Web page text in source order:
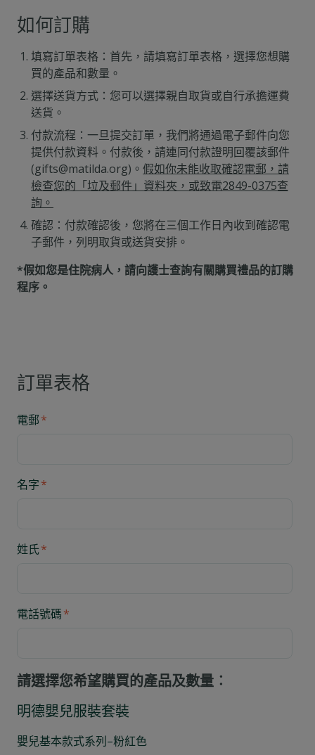
如何訂購
填寫訂單表格：首先，請填寫訂單表格，選擇您想購
買的產品和數量。
選擇送貨方式：您可以選擇親自取貨或自行承擔運費
送貨。
付款流程：一旦提交訂單，我們將通過電子郵件向您
提供付款資料。付款後，請連同付款證明回覆該郵件
(gifts@matilda.org) 。 假如你未能收取確認電郵，請
檢查您的「垃及郵件」資料夾，或致電2849-0375查
詢。
確認：付款確認後，您將在三個工作日內收到確認電
子郵件，列明取貨或送貨安排。
*假如您是住院病人，請向護士查詢有關購買禮品的訂購
程序。
訂單表格
電郵*
名字*
姓氏*
電話號碼*
請選擇您希望購買的產品及數量︰
明德嬰兒服裝套裝
嬰兒基本款式系列–粉紅色